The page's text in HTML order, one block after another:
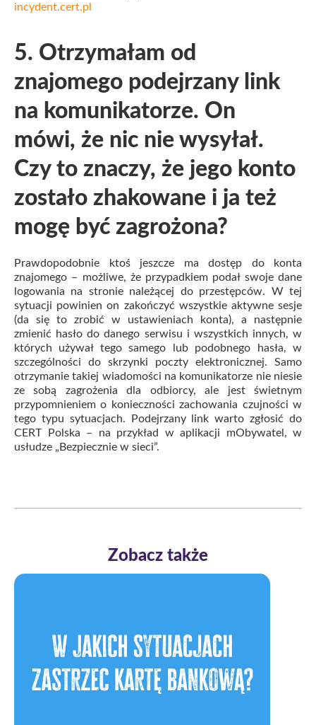
incydent.cert.pl
5. Otrzymałam od
znajomego podejrzany link
na komunikatorze. On
mówi, że nic nie wysyłał.
Czy to znaczy, że jego konto
zostało zhakowane i ja też
mogę być zagrożona?
Prawdopodobnie ktoś jeszcze ma dostęp do konta
znajomego – możliwe, że przypadkiem podał swoje dane
logowania na stronie należącej do przestępców. W tej
sytuacji powinien on zakończyć wszystkie aktywne sesje
(da się to zrobić w ustawieniach konta), a następnie
zmienić hasło do danego serwisu i wszystkich innych, w
których używał tego samego lub podobnego hasła, w
szczególności do skrzynki poczty elektronicznej. Samo
otrzymanie takiej wiadomości na komunikatorze nie niesie
ze sobą zagrożenia dla odbiorcy, ale jest świetnym
przypomnieniem o konieczności zachowania czujności w
tego typu sytuacjach. Podejrzany link warto zgłosić do
CERT Polska – na przykład w aplikacji mObywatel, w
usłudze „Bezpiecznie w sieci”.
Zobacz także